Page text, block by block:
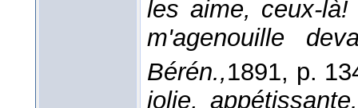
les aime, ceux-
m'agenouille
Bérén.,1891, p.
jolie,